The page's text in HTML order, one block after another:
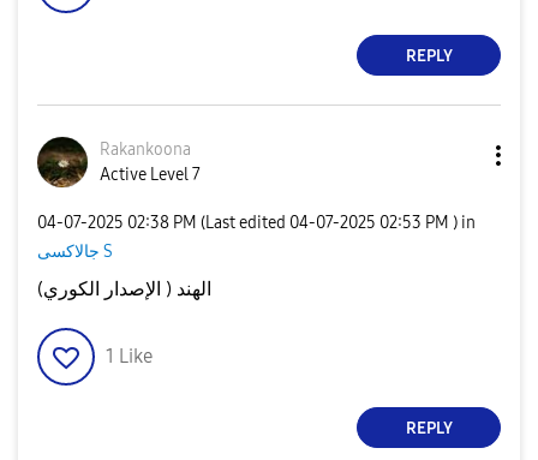
REPLY
Rakankoona
Active Level 7
‎04-07-2025 02:38 PM (Last edited ‎04-07-2025 02:53 PM ) in
جالاكسى S
الهند ( الإصدار الكوري)
1 Like
REPLY